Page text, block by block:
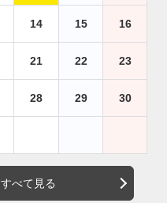
14 15 16
21 22 23
28 29 30
べて見る